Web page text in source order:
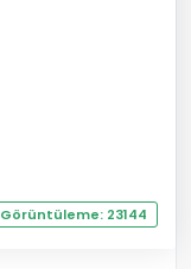
Görüntüleme: 23144